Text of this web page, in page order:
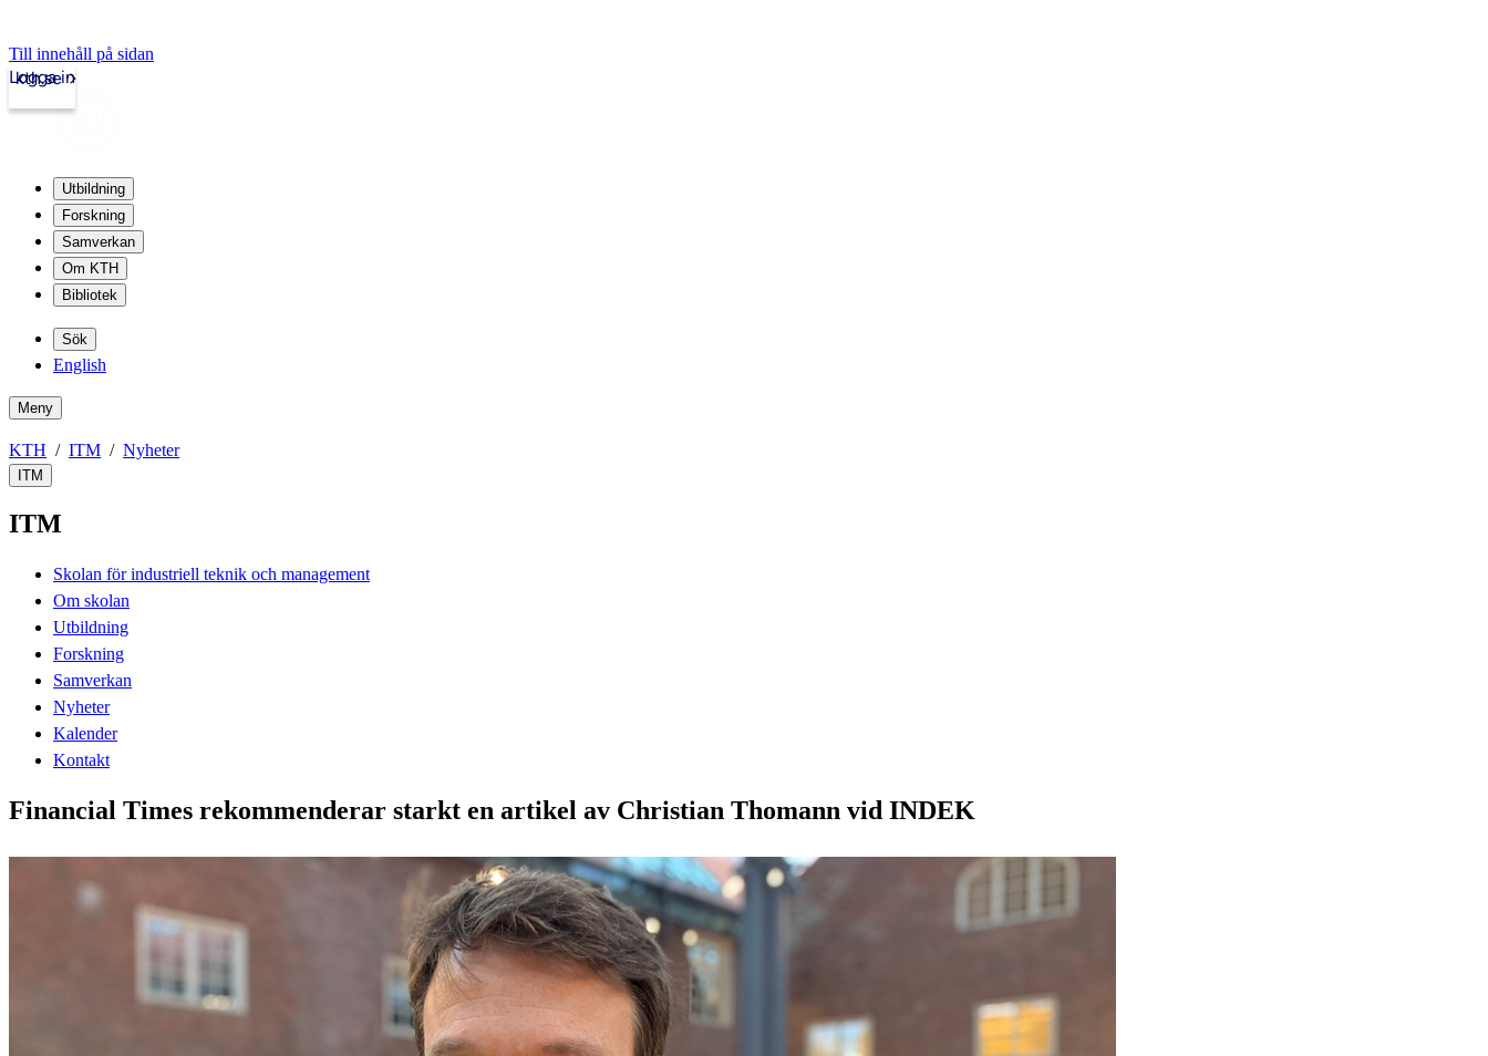
Till innehåll på sidan
kth.se
Logga in
Utbildning
Forskning
Samverkan
Om KTH
Bibliotek
Sök
English
Meny
KTH ITM Nyheter
ITM
ITM
Skolan för industriell teknik och management
Om skolan
Utbildning
Forskning
Samverkan
Nyheter
Kalender
Kontakt
Financial Times rekommenderar starkt en artikel av Christian Thomann vid INDEK